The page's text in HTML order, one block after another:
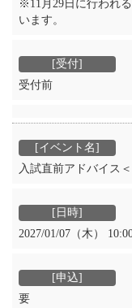
※11月29日に行われ
います。
受付前
入試直前アドバイス
2027/01/07（木）
要